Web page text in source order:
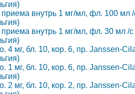
внутрь 1 мг/мл, фл. 100 мл
внутрь 1 мг/мл, фл. 30 мл /
4 мг, бл. 10, кор. 6, пр. Janssen-
1 мг, бл. 10, кор. 6, пр. Janssen-
2 мг, бл. 10, кор. 2, пр. Janssen-